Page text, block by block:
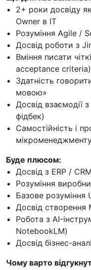
2+ роки досвіду
Owner в IT
Розуміння Agile /
Досвід роботи з
Вміння писати
acceptance criteria)
Здатність
мовою»
Досвід взаємодії
фідбек)
Самостійність і
Буде плюсом:
Досвід з ERP /
Розуміння
Базове розуміння
Досвід створення
Робота з AI-
NotebookLM)
Досвід бізнес-
Чому варто